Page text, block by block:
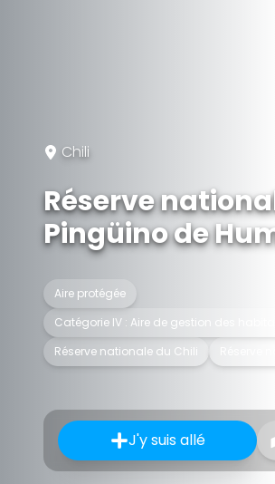
Chili
Réserve
Pingüino de
Aire protégée
Catégorie IV : Aire de gestion des
Réserve nationale du Chili
J'y suis allé